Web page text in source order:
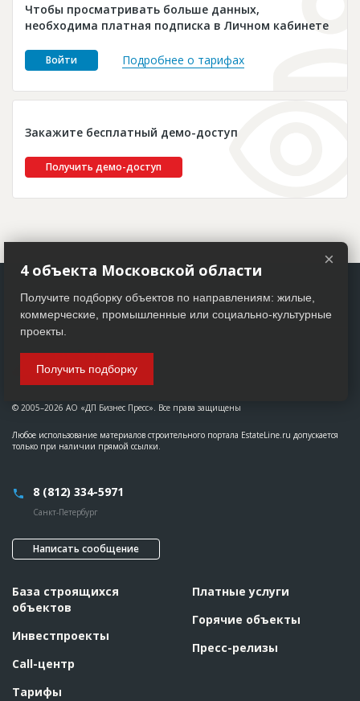
Платные услуги
Пресс-релизы
Чтобы просматривать больше данных,
необходима платная подписка в Личном кабинете
Войти Подробнее о тарифах
Закажите бесплатный демо-доступ
Получить демо-доступ
© 2005–2026 АО «ДП Бизнес Пресс». Все права защищены
Любое использование материалов строительного портала EstateLine.ru допускается
только при наличии прямой ссылки.
8 (812) 334-5971
Санкт-Петербург
Написать сообщение
База строящихся
объектов
Инвестпроекты
Call-центр
Тарифы
Платные услуги
Горячие объекты
Пресс-релизы
×
4 объекта Московской области
Получите подборку объектов по направлениям: жилые,
коммерческие, промышленные или социально-культурные
проекты.
Получить подборку